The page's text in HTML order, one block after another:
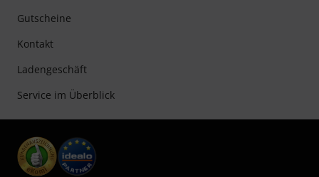
Gutscheine
Kontakt
Ladengeschäft
Service im Überblick